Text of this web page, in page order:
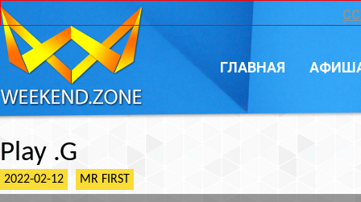
ГЛАВНАЯ
Play .G
2022-02-12 MR FIRST